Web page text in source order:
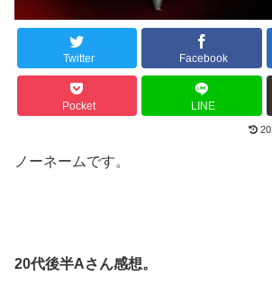
Twitter Facebook
Pocket LINE
ノーネームです。
20代後半Aさん感想。